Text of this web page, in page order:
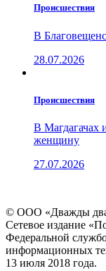
Проиcшествия
В
28.07.2026
Проиcшествия
В Магдагачах
женщину
27.07.2026
© ООО «Дважды
Сетевое издание
Федеральной
информационных
13 июля 2018 года.